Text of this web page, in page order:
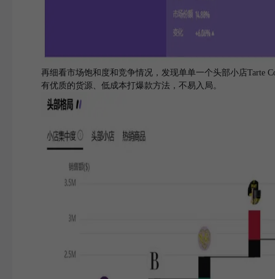
再细看市场饱和度和竞争情况，发现单单一个头部小店Tarte
有优质的货源、低成本打爆款方法，不易入局。